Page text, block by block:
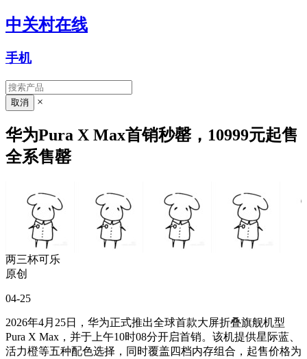
中关村在线
手机
×
华为Pura X Max首销秒罄，10999元起售
全系售罄
两三杯可乐
原创
04-25
2026年4月25日，华为正式推出全球首款大屏折叠旗舰机型
Pura X Max，并于上午10时08分开启首销。该机提供星际蓝、
活力橙等五种配色选择，同时覆盖四档内存组合，起售价格为